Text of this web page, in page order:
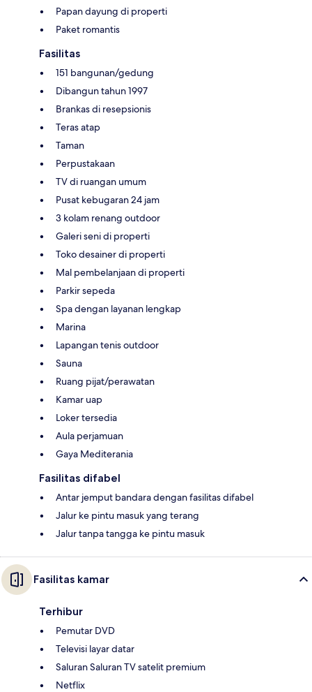
Papan dayung di properti
Paket romantis
Fasilitas
151 bangunan/gedung
Dibangun tahun 1997
Brankas di resepsionis
Teras atap
Taman
Perpustakaan
TV di ruangan umum
Pusat kebugaran 24 jam
3 kolam renang outdoor
Galeri seni di properti
Toko desainer di properti
Mal pembelanjaan di properti
Parkir sepeda
Spa dengan layanan lengkap
Marina
Lapangan tenis outdoor
Sauna
Ruang pijat/perawatan
Kamar uap
Loker tersedia
Aula perjamuan
Gaya Mediterania
Fasilitas difabel
Antar jemput bandara dengan fasilitas difabel
Jalur ke pintu masuk yang terang
Jalur tanpa tangga ke pintu masuk
Fasilitas kamar
Terhibur
Pemutar DVD
Televisi layar datar
Saluran Saluran TV satelit premium
Netflix